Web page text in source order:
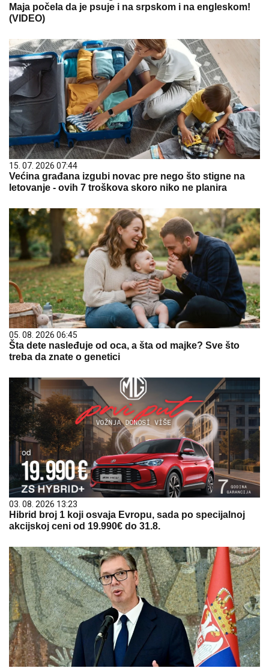
Maja počela da je psuje i na srpskom i na engleskom!
(VIDEO)
15. 07. 2026 07:44
Većina građana izgubi novac pre nego što stigne na
letovanje - ovih 7 troškova skoro niko ne planira
05. 08. 2026 06:45
Šta dete nasleđuje od oca, a šta od majke? Sve što
treba da znate o genetici
03. 08. 2026 13:23
Hibrid broj 1 koji osvaja Evropu, sada po specijalnoj
akcijskoj ceni od 19.990€ do 31.8.